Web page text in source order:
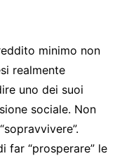
minimo non
realmente
uno dei suoi
sociale. Non
far “prosperare” le